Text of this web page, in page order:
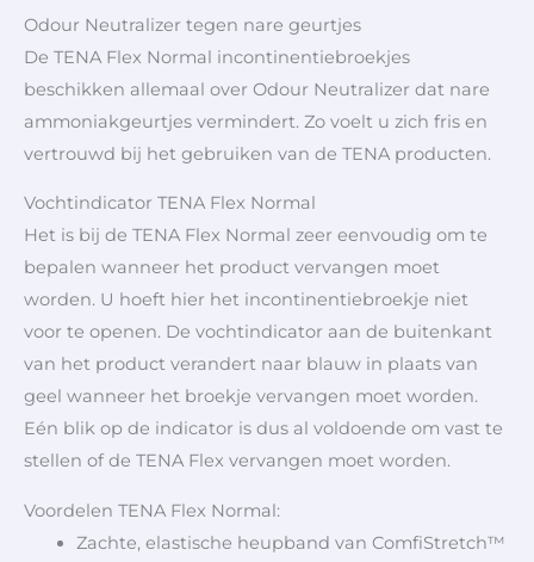
Odour Neutralizer tegen nare geurtjes
De TENA Flex Normal incontinentiebroekjes
beschikken allemaal over Odour Neutralizer dat nare
ammoniakgeurtjes vermindert. Zo voelt u zich fris en
vertrouwd bij het gebruiken van de TENA producten.
Vochtindicator TENA Flex Normal
Het is bij de TENA Flex Normal zeer eenvoudig om te
bepalen wanneer het product vervangen moet
worden. U hoeft hier het incontinentiebroekje niet
voor te openen. De vochtindicator aan de buitenkant
van het product verandert naar blauw in plaats van
geel wanneer het broekje vervangen moet worden.
Eén blik op de indicator is dus al voldoende om vast te
stellen of de TENA Flex vervangen moet worden.
Voordelen TENA Flex Normal:
Zachte, elastische heupband van ComfiStretch™